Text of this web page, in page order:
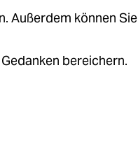
Außerdem können Sie
bereichern.